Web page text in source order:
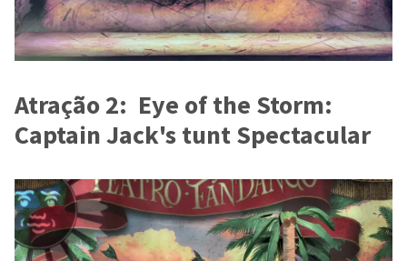
Atração 2: Eye of the Storm:
Captain Jack's tunt Spectacular